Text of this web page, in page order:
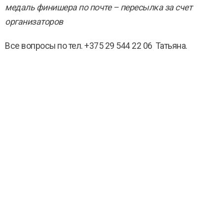
медаль финишера по почте – пересылка за счет
организаторов
Все вопросы по тел. +375 29 544 22 06 Татьяна.